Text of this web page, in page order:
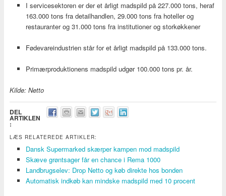
I servicesektoren er der et årligt madspild på 227.000 tons, heraf
163.000 tons fra detailhandlen, 29.000 tons fra hoteller og
restauranter og 31.000 tons fra institutioner og storkøkkener
Fødevareindustrien står for et årligt madspild på 133.000 tons.
Primærproduktionens madspild udgør 100.000 tons pr. år.
Kilde: Netto
DEL
ARTIKLEN
:
LÆS RELATEREDE ARTIKLER:
Dansk Supermarked skærper kampen mod madspild
Skæve grøntsager får en chance i Rema 1000
Landbrugselev: Drop Netto og køb direkte hos bonden
Automatisk indkøb kan mindske madspild med 10 procent